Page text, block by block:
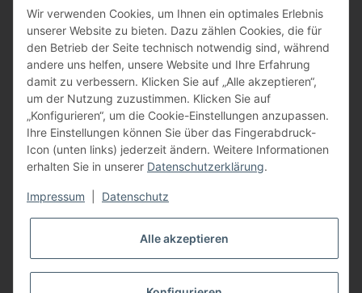
BFT - Autorisierter Fachhändler
Wir verwenden Cookies, um Ihnen ein optimales Erlebnis
unserer Website zu bieten. Dazu zählen Cookies, die für
den Betrieb der Seite technisch notwendig sind, während
andere uns helfen, unsere Website und Ihre Erfahrung
damit zu verbessern. Klicken Sie auf „Alle akzeptieren“,
um der Nutzung zuzustimmen. Klicken Sie auf
„Konfigurieren“, um die Cookie-Einstellungen anzupassen.
Ihre Einstellungen können Sie über das Fingerabdruck-
Icon (unten links) jederzeit ändern. Weitere Informationen
erhalten Sie in unserer Datenschutzerklärung.
Impressum Datenschutz
Alle akzeptieren